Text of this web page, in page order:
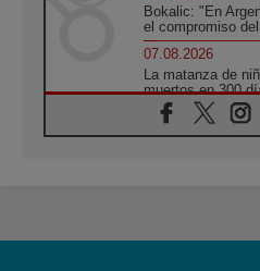
Bokalic: "En
el compromiso
07.08.2026
La matanza de
muertos en 300
07.08.2026
Tagle: La guerra